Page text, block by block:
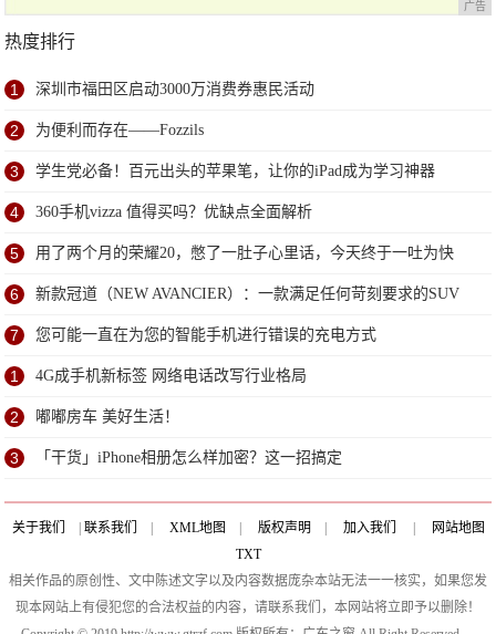
广告
热度排行
1 深圳市福田区启动3000万消费券惠民活动
2 为便利而存在——Fozzils
3 学生党必备！百元出头的苹果笔，让你的iPad成为学习神器
4 360手机vizza 值得买吗？优缺点全面解析
5 用了两个月的荣耀20，憋了一肚子心里话，今天终于一吐为快
6 新款冠道（NEW AVANCIER）：一款满足任何苛刻要求的SUV
7 您可能一直在为您的智能手机进行错误的充电方式
1 4G成手机新标签 网络电话改写行业格局
2 嘟嘟房车 美好生活！
3 「干货」iPhone相册怎么样加密？这一招搞定
关于我们 联系我们 XML地图 版权声明 加入我们
网站地图
TXT
相关作品的原创性、文中陈述文字以及内容数据庞杂本站无法一一核实，如果您发
现本网站上有侵犯您的合法权益的内容，请联系我们，本网站将立即予以删除！